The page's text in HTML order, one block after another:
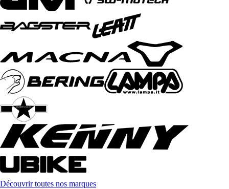
Découvrir toutes nos marques